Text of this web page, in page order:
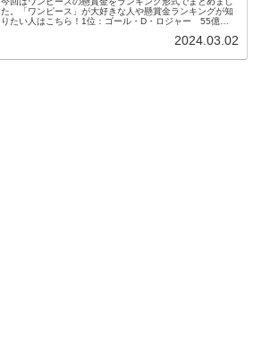
た。「ワンピース」が大好きな人や懸賞金ランキングが知
りたい人はこちら！1位：ゴール・D・ロジャー 55億
1110万4位：ビッグマム 43億8800万5位：シャンクス
2024.03.02